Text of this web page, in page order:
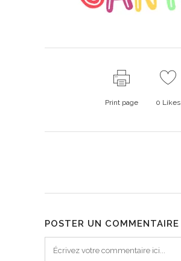
Print page 0 Likes
POSTER UN COMMENTAIRE